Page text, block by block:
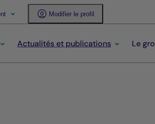
Modifier le profil
Actualités et publications Le